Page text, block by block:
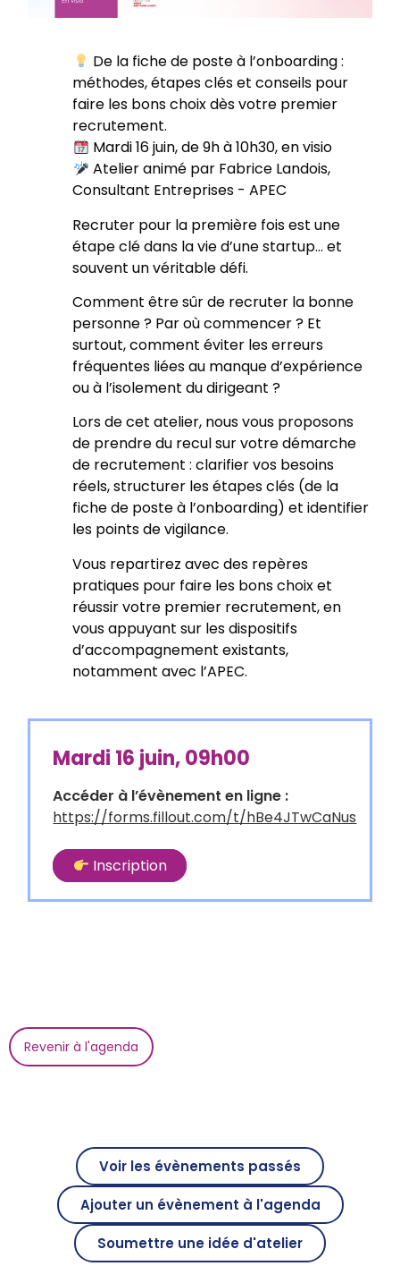
De la fiche de poste à l’onboarding :
méthodes, étapes clés et conseils pour
faire les bons choix dès votre premier
recrutement.
Mardi 16 juin, de 9h à 10h30, en visio
Atelier animé par Fabrice Landois,
Consultant Entreprises - APEC
Recruter pour la première fois est une
étape clé dans la vie d’une startup… et
souvent un véritable défi.
Comment être sûr de recruter la bonne
personne ? Par où commencer ? Et
surtout, comment éviter les erreurs
fréquentes liées au manque d’expérience
ou à l’isolement du dirigeant ?
Lors de cet atelier, nous vous proposons
de prendre du recul sur votre démarche
de recrutement : clarifier vos besoins
réels, structurer les étapes clés (de la
fiche de poste à l’onboarding) et identifier
les points de vigilance.
Vous repartirez avec des repères
pratiques pour faire les bons choix et
réussir votre premier recrutement, en
vous appuyant sur les dispositifs
d’accompagnement existants,
notamment avec l’APEC.
Mardi 16 juin, 09h00
Accéder à l’évènement en ligne :
https://forms.fillout.com/t/hBe4JTwCaNus
Inscription
Revenir à l'agenda
Voir les évènements passés
Ajouter un évènement à l'agenda
Soumettre une idée d'atelier